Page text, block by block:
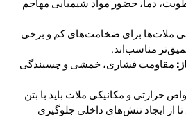
دما، حضور مواد شیمیایی مهاجم
ملات‌ها برای ضخامت‌های کم و برخی
مناسب‌اند.
مقاومت فشاری، خمشی و چسبندگی
حرارتی و مکانیکی ملات باید با بتن
از ایجاد تنش‌های داخلی جلوگیری